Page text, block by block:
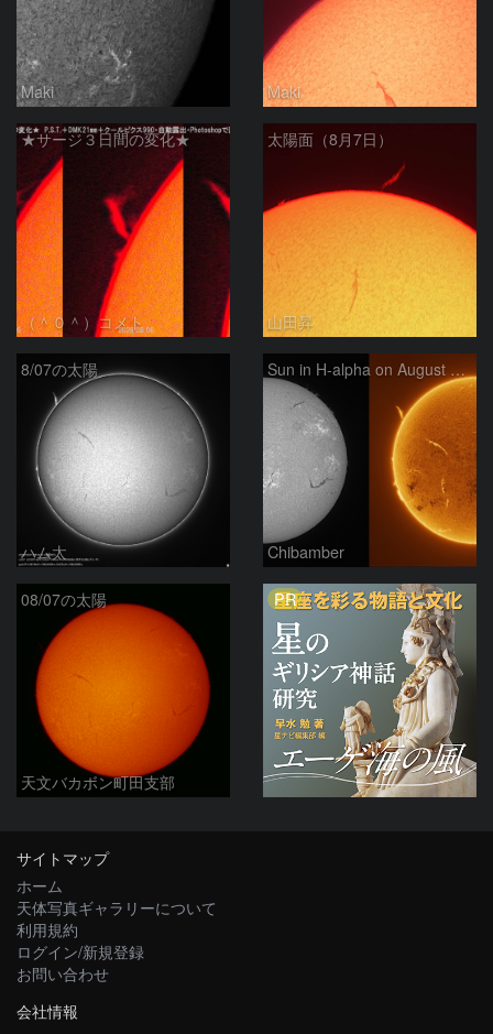
Maki Maki
★サージ３日間の変化★
（＾０＾）コメト
太陽面（8月7日）
山田昇
8/07の太陽
ハム太
Sun in H-alpha on August 7, 2026
Chibamber
08/07の太陽
天文バカボン町田支部
PR
サイトマップ
ホーム
天体写真ギャラリーについて
利用規約
ログイン/新規登録
お問い合わせ
会社情報